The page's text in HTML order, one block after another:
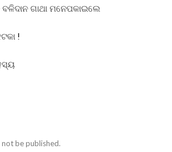
ଗାଥା ମନେପକାଇଲେ
!
be published.